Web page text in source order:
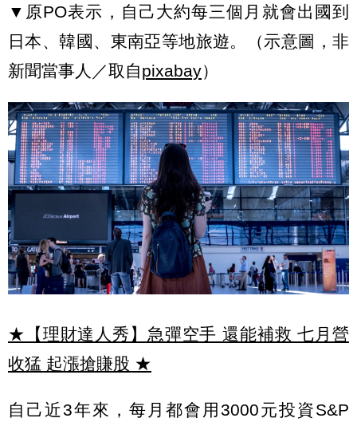
▼原PO表示，自己大約每三個月就會出國到
日本、韓國、東南亞等地旅遊。（示意圖，非
新聞當事人／取自pixabay）
★【理財達人秀】急彈空手 還能補救 七月營
收猛 起漲搶賺股 ★
自己近3年來，每月都會用3000元投資S&P